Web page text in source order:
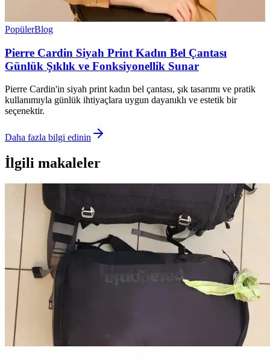
PopülerBlog
Pierre Cardin Siyah Print Kadın Bel Çantası
Günlük Şıklık ve Fonksiyonellik Sunar
Pierre Cardin'in siyah print kadın bel çantası, şık tasarımı ve pratik
kullanımıyla günlük ihtiyaçlara uygun dayanıklı ve estetik bir
seçenektir.
Daha fazla bilgi edinin
İlgili makaleler